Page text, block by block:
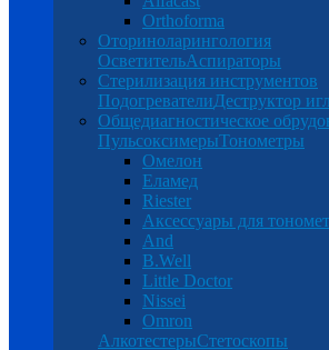
Orthoforma
Оториноларингология
ОсветительАспираторы
Стерилизация инструментов
ПодогревателиДеструктор игл
Общедиагностическое
ПульсоксимерыТонометры
Омелон
Еламед
Riester
Аксессуары для
And
B.Well
Little Doctor
Nissei
Omron
АлкотестерыСтетоскопы